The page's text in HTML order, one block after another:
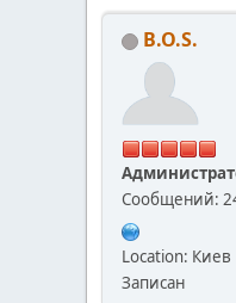
B.O.S.
Сообщений:
Location: Киев
Записан